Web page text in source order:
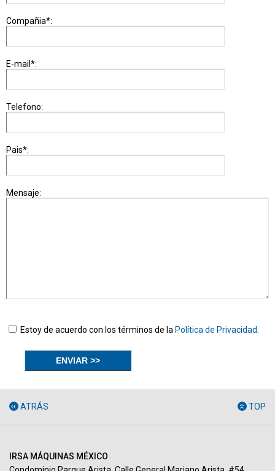
Compañia*:
E-mail*:
Telefono:
Pais*:
Mensaje:
Estoy de acuerdo con los términos de la Política de Privacidad.
ATRÁS TOP
IRSA MÁQUINAS MÉXICO